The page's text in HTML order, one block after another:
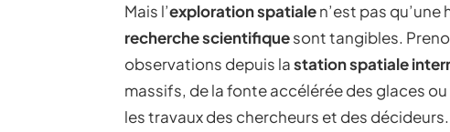
Mais l’exploration spatialen’est pas
recherche scientifiquesont tangibles.
observations depuis lastation spatiale
massifs, de la fonte accélérée des glaces
les travaux des chercheurs et des